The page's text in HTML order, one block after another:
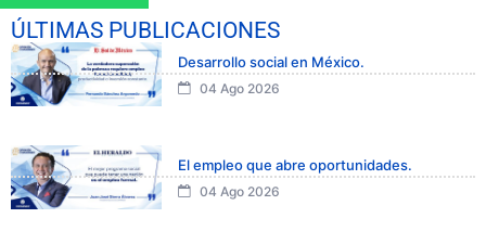
ÚLTIMAS PUBLICACIONES
Desarrollo social en México.
04 Ago 2026
El empleo que abre oportunidades.
04 Ago 2026